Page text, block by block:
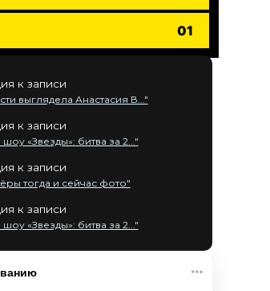
01
к записи
выглядела Анастасия В..."
к записи
«Звезды»: битва за 2..."
к записи
тогда и сейчас фото"
к записи
«Звезды»: битва за 2..."